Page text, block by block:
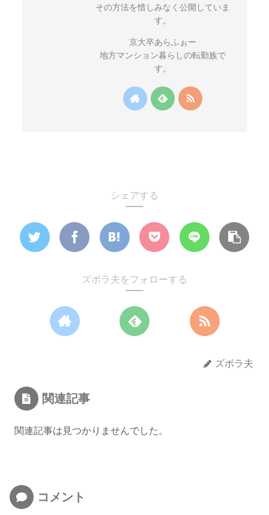
その方法を惜しみなく公開していま
す。
京大卒あらふぉー
地方マンション暮らしの転勤族で
す。
シェアする
ズボラ夫をフォローする
ズボラ夫
関連記事
関連記事は見つかりませんでした。
コメント